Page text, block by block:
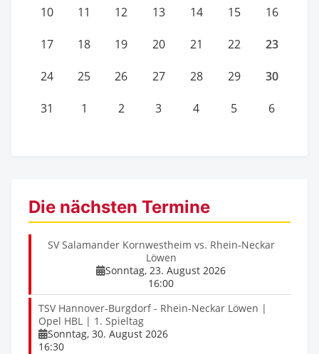
10 11 12 13 14 15 16
17 18 19 20 21 22 23
24 25 26 27 28 29 30
31 1 2 3 4 5 6
Die nächsten Termine
SV Salamander Kornwestheim vs. Rhein-Neckar
Löwen
Sonntag, 23. August 2026
16:00
TSV Hannover-Burgdorf - Rhein-Neckar Löwen |
Opel HBL | 1. Spieltag
Sonntag, 30. August 2026
16:30